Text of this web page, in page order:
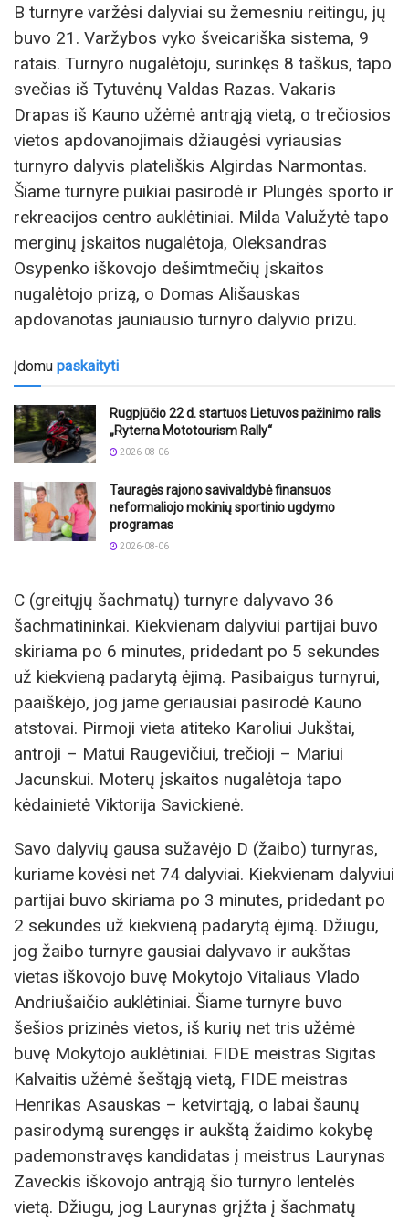
B turnyre varžėsi dalyviai su žemesniu reitingu, jų
buvo 21. Varžybos vyko šveicariška sistema, 9
ratais. Turnyro nugalėtoju, surinkęs 8 taškus, tapo
svečias iš Tytuvėnų Valdas Razas. Vakaris
Drapas iš Kauno užėmė antrąją vietą, o trečiosios
vietos apdovanojimais džiaugėsi vyriausias
turnyro dalyvis plateliškis Algirdas Narmontas.
Šiame turnyre puikiai pasirodė ir Plungės sporto ir
rekreacijos centro auklėtiniai. Milda Valužytė tapo
merginų įskaitos nugalėtoja, Oleksandras
Osypenko iškovojo dešimtmečių įskaitos
nugalėtojo prizą, o Domas Ališauskas
apdovanotas jauniausio turnyro dalyvio prizu.
Įdomu paskaityti
Rugpjūčio 22 d. startuos Lietuvos pažinimo ralis
„Ryterna Mototourism Rally“
2026-08-06
Tauragės rajono savivaldybė finansuos
neformaliojo mokinių sportinio ugdymo
programas
2026-08-06
C (greitųjų šachmatų) turnyre dalyvavo 36
šachmatininkai. Kiekvienam dalyviui partijai buvo
skiriama po 6 minutes, pridedant po 5 sekundes
už kiekvieną padarytą ėjimą. Pasibaigus turnyrui,
paaiškėjo, jog jame geriausiai pasirodė Kauno
atstovai. Pirmoji vieta atiteko Karoliui Jukštai,
antroji – Matui Raugevičiui, trečioji – Mariui
Jacunskui. Moterų įskaitos nugalėtoja tapo
kėdainietė Viktorija Savickienė.
Savo dalyvių gausa sužavėjo D (žaibo) turnyras,
kuriame kovėsi net 74 dalyviai. Kiekvienam dalyviui
partijai buvo skiriama po 3 minutes, pridedant po
2 sekundes už kiekvieną padarytą ėjimą. Džiugu,
jog žaibo turnyre gausiai dalyvavo ir aukštas
vietas iškovojo buvę Mokytojo Vitaliaus Vlado
Andriušaičio auklėtiniai. Šiame turnyre buvo
šešios prizinės vietos, iš kurių net tris užėmė
buvę Mokytojo auklėtiniai. FIDE meistras Sigitas
Kalvaitis užėmė šeštąją vietą, FIDE meistras
Henrikas Asauskas – ketvirtąją, o labai šaunų
pasirodymą surengęs ir aukštą žaidimo kokybę
pademonstravęs kandidatas į meistrus Laurynas
Zaveckis iškovojo antrąją šio turnyro lentelės
vietą. Džiugu, jog Laurynas grįžta į šachmatų